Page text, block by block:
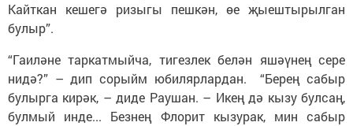
Кайткан кешегә ризыгы пешкән, өе җыештырылган
булыр”.
“Гаиләне таркатмыйча, тигезлек белән яшәүнең сере
нидә?” – дип сорыйм юбилярлардан. “Берең сабыр
булырга кирәк, – диде Раушан. – Икең дә кызу булсаң,
булмый инде... Безнең Флорит кызурак, мин сабыр